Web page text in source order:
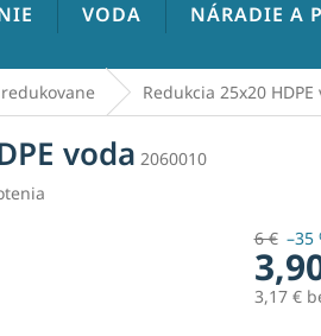
VODA NÁRADIE A
Redukcia 25x20 HDPE
voda 2060010
6 € –35
3,17 €